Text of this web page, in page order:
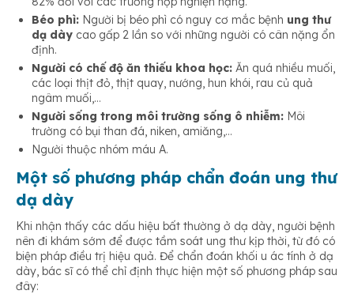
Béo phì: Người bị béo phì có nguy cơ mắc bệnh ung thư
dạ dày cao gấp 2 lần so với những người có cân nặng ổn
định.
Người có chế độ ăn thiếu khoa học: Ăn quá nhiều muối,
các loại thịt đỏ, thịt quay, nướng, hun khói, rau củ quả
ngâm muối,…
Người sống trong môi trường sống ô nhiễm: Môi
trường có bụi than đá, niken, amiăng,…
Người thuộc nhóm máu A.
Một số phương pháp chẩn đoán ung thư
dạ dày
Khi nhận thấy các dấu hiệu bất thường ở dạ dày, người bệnh
nên đi khám sớm để được tầm soát ung thư kịp thời, từ đó có
biện pháp điều trị hiệu quả. Để chẩn đoán khối u ác tính ở dạ
dày, bác sĩ có thể chỉ định thực hiện một số phương pháp sau
đây: